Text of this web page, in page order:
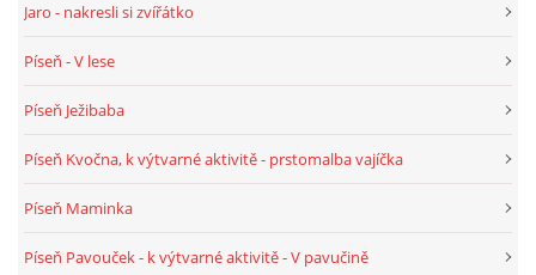
KALENDÁŘ PRO DĚTI
SVATÝ VÁCLAV
Jaro - nakresli si zvířátko
Píseň - V lese
Píseň Ježibaba
Píseň Kvočna, k výtvarné aktivitě - prstomalba vajíčka
Píseň Maminka
Píseň Pavouček - k výtvarné aktivitě - V pavučině